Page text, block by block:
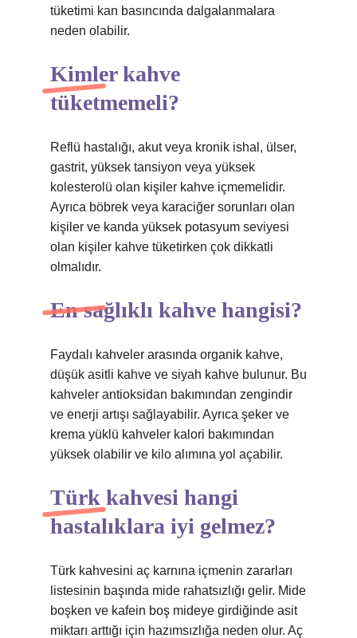
tüketimi kan basıncında dalgalanmalara
neden olabilir.
Kimler kahve
tüketmemeli?
Reflü hastalığı, akut veya kronik ishal, ülser,
gastrit, yüksek tansiyon veya yüksek
kolesterolü olan kişiler kahve içmemelidir.
Ayrıca böbrek veya karaciğer sorunları olan
kişiler ve kanda yüksek potasyum seviyesi
olan kişiler kahve tüketirken çok dikkatli
olmalıdır.
En sağlıklı kahve hangisi?
Faydalı kahveler arasında organik kahve,
düşük asitli kahve ve siyah kahve bulunur. Bu
kahveler antioksidan bakımından zengindir
ve enerji artışı sağlayabilir. Ayrıca şeker ve
krema yüklü kahveler kalori bakımından
yüksek olabilir ve kilo alımına yol açabilir.
Türk kahvesi hangi
hastalıklara iyi gelmez?
Türk kahvesini aç karnına içmenin zararları
listesinin başında mide rahatsızlığı gelir. Mide
boşken ve kafein boş mideye girdiğinde asit
miktarı arttığı için hazımsızlığa neden olur. Aç